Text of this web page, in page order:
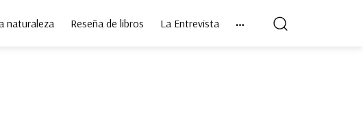
naturaleza Reseña de libros La Entrevista